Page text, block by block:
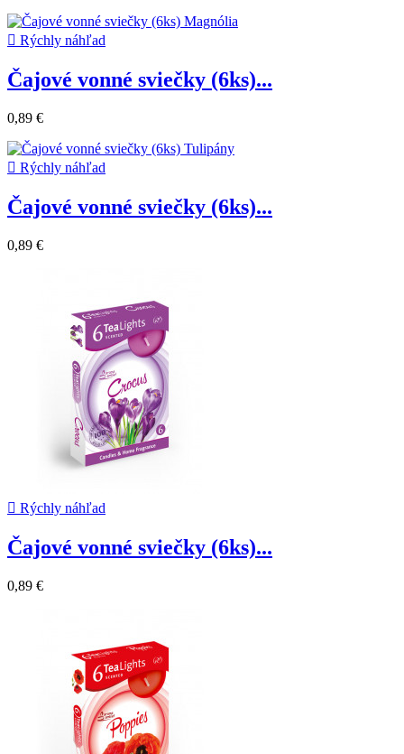
 Rýchly náhľad
Čajové vonné sviečky (6ks)...
0,89 €
 Rýchly náhľad
Čajové vonné sviečky (6ks)...
0,89 €
 Rýchly náhľad
Čajové vonné sviečky (6ks)...
0,89 €